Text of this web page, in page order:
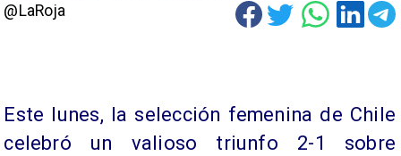
@LaRoja
Este lunes, la selección femenina de Chile
celebró un valioso triunfo 2-1 sobre